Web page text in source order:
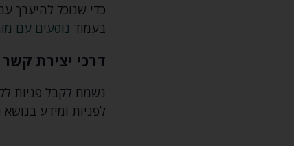
כדי שנוכל להיערך
בעמוד נוסעים עם
דרכי יצירת קשר
נשמח לקבל פניות
לפניות ומידע